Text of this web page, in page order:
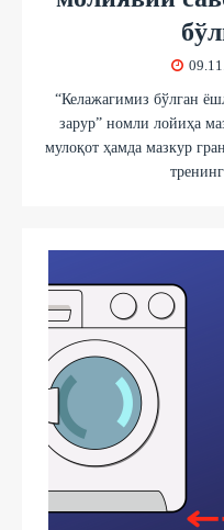
“Келажагимиз бўлган
зарур” номли лойиҳа
мулоқот ҳамда мазкур